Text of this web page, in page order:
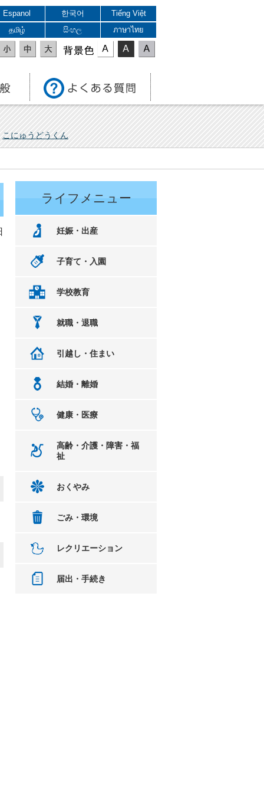
Espanol 한국어
Tiếng Việt
தமிழ் සිංහල ภาษาไทย
表示色
こにゅうどうくん
ライフメニュー
妊娠・出産
子育て・入園
学校教育
就職・退職
引越し・住まい
結婚・離婚
健康・医療
高齢・介護・障害・福
祉
おくやみ
ごみ・環境
レクリエーション
届出・手続き